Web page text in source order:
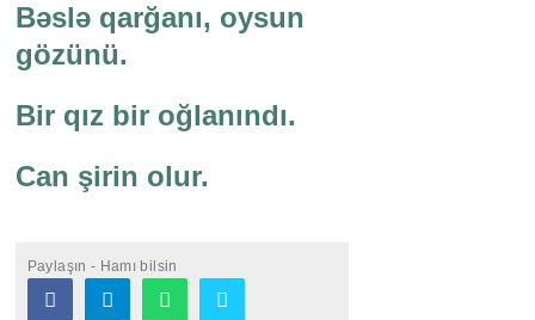
Bəslə qarğanı, oysun
gözünü.
Bir qız bir oğlanındı.
Can şirin olur.
Paylaşın - Hamı bilsin